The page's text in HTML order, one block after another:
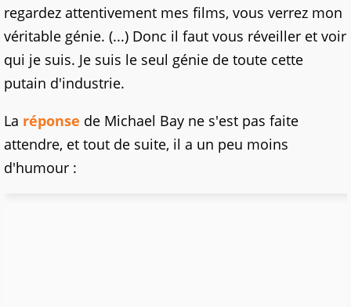
regardez attentivement mes films, vous verrez mon
véritable génie. (...) Donc il faut vous réveiller et voir
qui je suis. Je suis le seul génie de toute cette
putain d'industrie.
La réponse de Michael Bay ne s'est pas faite
attendre, et tout de suite, il a un peu moins
d'humour :